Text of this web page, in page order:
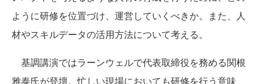
ように研修を位置づけ、運営していくべきか。また、人
材やスキルデータの活用方法について考える。
基調講演ではラーンウェルで代表取締役を務める関根
雅泰氏が登壇。忙しい現場においても研修を行う意味